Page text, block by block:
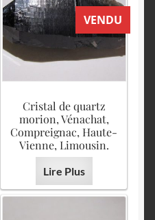
VENDU
Cristal de quartz
morion, Vénachat,
Compreignac, Haute-
Vienne, Limousin.
Lire Plus